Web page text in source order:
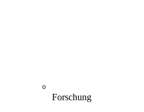
Forschung